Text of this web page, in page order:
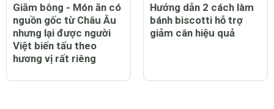
Giăm bông - Món ăn có
nguồn gốc từ Châu Âu
nhưng lại được người
Việt biến tấu theo
hương vị rất riêng
Hướng dẫn 2 cách làm
bánh biscotti hỗ trợ
giảm cân hiệu quả